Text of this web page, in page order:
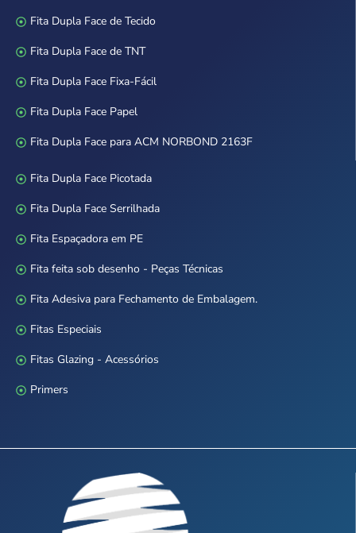
Fita Dupla Face de Tecido
Fita Dupla Face de TNT
Fita Dupla Face Fixa-Fácil
Fita Dupla Face Papel
Fita Dupla Face para ACM NORBOND 2163F
Fita Dupla Face Picotada
Fita Dupla Face Serrilhada
Fita Espaçadora em PE
Fita feita sob desenho - Peças Técnicas
Fita Adesiva para Fechamento de Embalagem.
Fitas Especiais
Fitas Glazing - Acessórios
Primers